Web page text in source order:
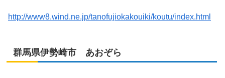
http://www8.wind.ne.jp/tanofujiokakouiki/koutu/index.html
群馬県伊勢崎市 あおぞら